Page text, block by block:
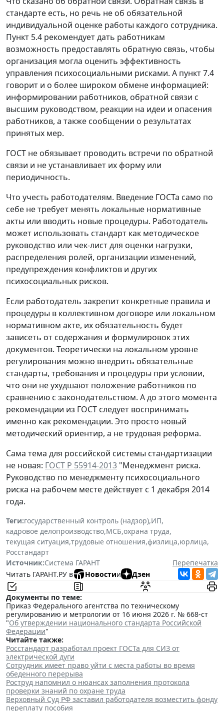
стандарте есть, но речь не об обязательной
индивидуальной оценке работы каждого сотрудника.
Пункт 5.4 рекомендует дать работникам
возможность предоставлять обратную связь, чтобы
организация могла оценить эффективность
управления психосоциальными рисками. А пункт 7.4
говорит и о более широком обмене информацией:
информировании работников, обратной связи с
высшим руководством, реакции на идеи и опасения
работников, а также сообщении о результатах
принятых мер.
ГОСТ не обязывает проводить встречи по обратной
связи и не устанавливает их форму или
периодичность.
Что учесть работодателям. Введение ГОСТа само по
себе не требует менять локальные нормативные
акты или вводить новые процедуры. Работодатель
может использовать стандарт как методическое
руководство или чек-лист для оценки нагрузки,
распределения ролей, организации изменений,
предупреждения конфликтов и других
психосоциальных рисков.
Если работодатель закрепит конкретные правила и
процедуры в коллективном договоре или локальном
нормативном акте, их обязательность будет
зависеть от содержания и формулировок этих
документов. Теоретически на локальном уровне
регулирования можно внедрить обязательные
стандарты, требования и процедуры при условии,
что они не ухудшают положение работников по
сравнению с законодательством. А до этого момента
рекомендации из ГОСТ следует воспринимать
именно как рекомендации. Это просто новый
методический ориентир, а не трудовая реформа.
Сама тема для российской системы стандартизации
не новая: ГОСТ Р 55914-2013 "Менеджмент риска.
Руководство по менеджменту психосоциального
риска на рабочем месте действует с 1 декабря 2014
года.
Теги:государственный контроль (надзор),ИП,
кадровое делопроизводство,МСБ,охрана труда,
текущая ситуация,трудовые отношения,физлица,юрлица,
Росстандарт
Источник:Система ГАРАНТ
Перепечатка
Читать ГАРАНТ.РУ в
Новостии Дзен
Документы по теме:
Приказ Федерального агентства по техническому
регулированию и метрологии от 16 июня 2026 г. № 668-ст
"Об утверждении национального стандарта Российской
Федерации"
Читайте также:
Росстандарт разработал проект ГОСТа для СИЗ от
электрической дуги
Сотрудник имеет право уйти с места работы во время
обеденного перерыва
Роструд напомнил о нюансах заполнения протокола
проверки знаний по охране труда
Верховный Суд РФ заставил работодателя возместить фонду
переплату пособия